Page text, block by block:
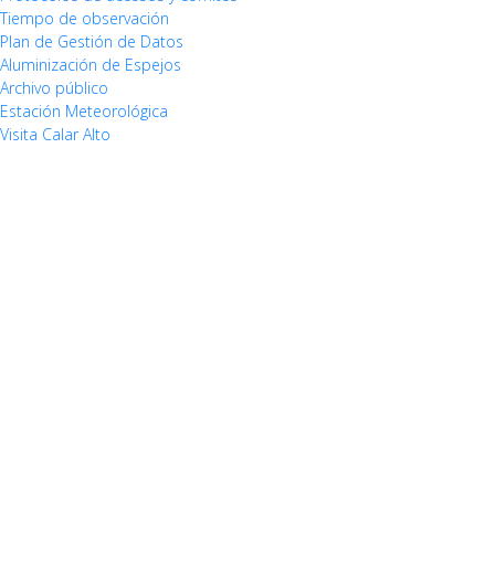
Tiempo de observación
Plan de Gestión de Datos
Aluminización de Espejos
Archivo público
Estación Meteorológica
Visita Calar Alto